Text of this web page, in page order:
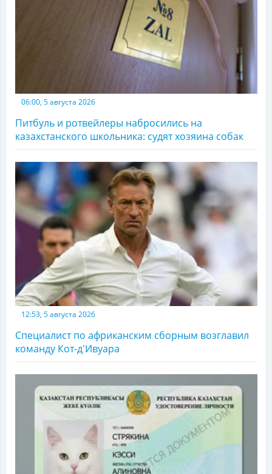
06:00, 5 августа 2026
Питбуль и ротвейлеры набросились на
казахстанского школьника: судят хозяина собак
12:53, 5 августа 2026
Специалист по африканским сборным возглавил
команду Кот-д'Ивуара